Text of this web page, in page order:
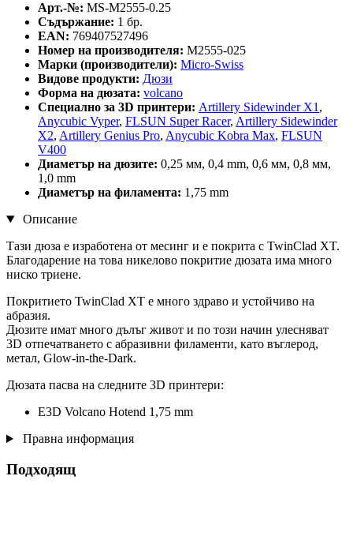
Арт.-№: MS-M2555-0.25
Съдържание: 1 бр.
EAN: 769407527496
Номер на производителя: M2555-025
Марки (производители): Micro-Swiss
Видове продукти: Дюзи
Форма на дюзата: volcano
Специално за 3D принтери: Artillery Sidewinder X1 ,
Anycubic Vyper, FLSUN Super Racer, Artillery Sidewinder
X2, Artillery Genius Pro, Anycubic Kobra Max, FLSUN
V400
Диаметър на дюзите: 0,25 мм, 0,4 mm, 0,6 мм, 0,8 мм,
1,0 mm
Диаметър на филамента: 1,75 mm
Описание
Тази дюза е изработена от месинг и е покрита с TwinClad XT.
Благодарение на това никелово покритие дюзата има много
ниско триене.
Покритието TwinClad XT е много здраво и устойчиво на
абразия.
Дюзите имат много дълъг живот и по този начин улесняват
3D отпечатването с абразивни филаменти, като въглерод,
метал, Glow-in-the-Dark.
Дюзата пасва на следните 3D принтери:
E3D Volcano Hotend 1,75 mm
Правна информация
Подходящ